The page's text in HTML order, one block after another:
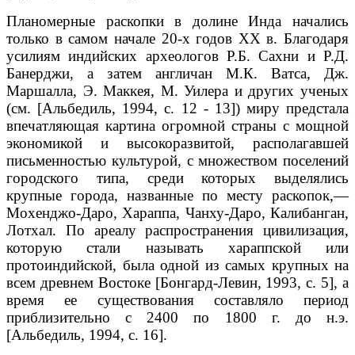
Планомерные раскопки в долине Инда начались
только в самом начале 20-х годов XX в. Благодаря
усилиям индийских археологов Р.Б. Сахни и Р.Д.
Банерджи, а затем англичан М.К. Ватса, Дж.
Маршалла, Э. Маккея, М. Уилера и других ученых
(см. [Альбедиль, 1994, с. 12 - 13]) миру предстала
впечатляющая картина огромной страны с мощной
экономикой и высокоразвитой, располагавшей
письменностью культурой, с множеством поселений
городского типа, среди которых выделялись
крупные города, названные по месту раскопок,—
Мохенджо-Даро, Хараппа, Чанху-Даро, Калибанган,
Лотхал. По ареалу распространения цивилизация,
которую стали называть хараппской или
протоиндийской, была одной из самых крупных на
всем древнем Востоке [Бонгард-Левин, 1993, с. 5], а
время ее существования составляло период
приблизительно с 2400 по 1800 г. до н.э.
[Альбедиль, 1994, с. 16].